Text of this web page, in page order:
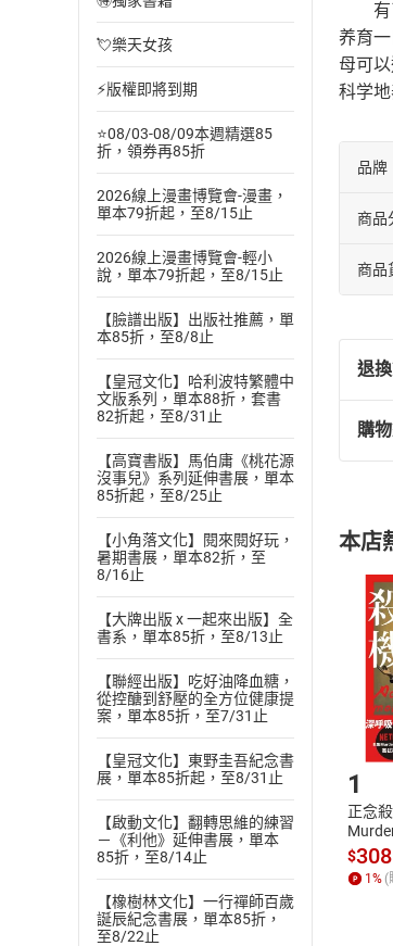
💘樂天女孩
⚡版權即將到期
⭐08/03-08/09本週精選85
折，領券再85折
2026線上漫畫博覽會-漫畫，
單本79折起，至8/15止
2026線上漫畫博覽會-輕小
說，單本79折起，至8/15止
【臉譜出版】出版社推薦，單
本85折，至8/8止
【皇冠文化】哈利波特繁體中
文版系列，單本88折，套書
82折起，至8/31止
【高寶書版】馬伯庸《桃花源
沒事兒》系列延伸書展，單本
85折起，至8/25止
【小角落文化】閱來閱好玩，
暑期書展，單本82折，至
8/16止
【大牌出版 x 一起來出版】全
書系，單本85折，至8/13止
【聯經出版】吃好油降血糖，
從控醣到舒壓的全方位健康提
案，單本85折，至7/31止
【皇冠文化】東野圭吾紀念書
展，單本85折起，至8/31止
【啟動文化】翻轉思維的練習
－《利他》延伸書展，單本
85折，至8/14止
【橡樹林文化】一行禪師百歲
誕辰紀念書展，單本85折，
至8/22止
有了
养育
母可
科学
品牌
商品
商品
退
(
(
購
本店
1
正念
發】
$308
1 % (